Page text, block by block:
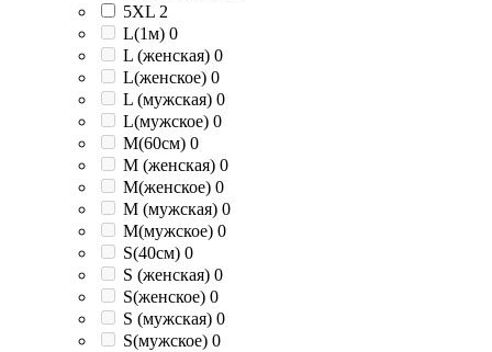
5XL 2
L(1м) 0
L (женская) 0
L(женское) 0
L (мужская) 0
L(мужское) 0
M(60см) 0
M (женская) 0
M(женское) 0
M (мужская) 0
M(мужское) 0
S(40см) 0
S (женская) 0
S(женское) 0
S (мужская) 0
S(мужское) 0